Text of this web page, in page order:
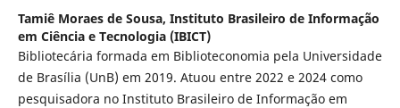
Tamiê Moraes de Sousa, Instituto Brasileiro de Informação
em Ciência e Tecnologia (IBICT)
Bibliotecária formada em Biblioteconomia pela Universidade
de Brasília (UnB) em 2019. Atuou entre 2022 e 2024 como
pesquisadora no Instituto Brasileiro de Informação em